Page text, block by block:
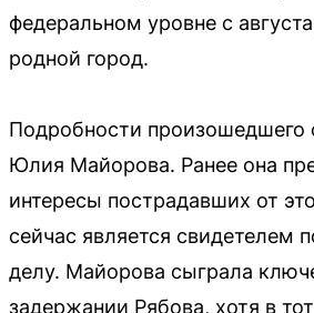
федеральном уровне с
родной город.
Подробности
Юлия Майорова. Ранее она
интересы пострадавших от
сейчас является свидетелем
делу. Майорова сыграла
задержании Рябова, хотя в